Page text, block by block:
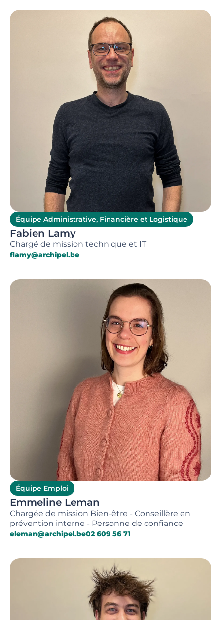
Équipe Administrative, Financière et Logistique
Fabien Lamy
Chargé de mission technique et IT
flamy@archipel.be
Équipe Emploi
Emmeline Leman
Chargée de mission Bien-être - Conseillère en
prévention interne - Personne de confiance
eleman@archipel.be02 609 56 71